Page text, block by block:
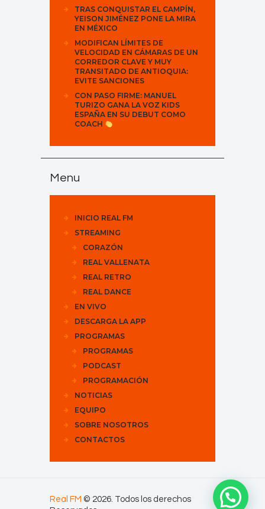
TRAS CONQUISTAR EL CAMPÍN,
YEISON JIMÉNEZ PONE LA MIRA
EN MÉXICO
MODIFICAN LÍMITES DE
VELOCIDAD EN CÁMARAS DE UN
CORREDOR CLAVE Y MUY
TRANSITADO DE ANTIOQUIA:
EVITE SANCIONES
CON PASO FIRME: MANUEL
TURIZO GANA LA VOZ KIDS
ESPAÑA EN SU DEBUT COMO
COACH
Menu
INICIO REAL FM
STREAMING
CORAZÓN
REAL VALLENATA
REAL RETRO
REAL DANCE
EN VIVO
DESCARGA LA APP
PROGRAMAS
PROGRAMAS
PODCAST
PROGRAMACIÓN
NOTICIAS
EQUIPO
SOBRE NOSOTROS
CONTACTOS
Real FM © 2026. Todos los derechos